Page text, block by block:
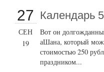
27
СЕН
19
Календарь
Вот он
аШана, который
стоимостью 250
праздником...